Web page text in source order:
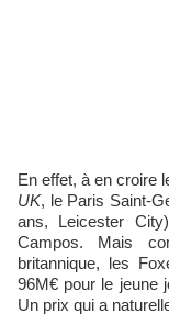
En effet, à en
UK, le Paris Saint-
ans, Leicester
Campos. Mais
britannique, les
96M€ pour le jeune
Un prix qui a